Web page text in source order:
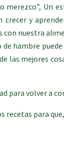
Un
crecer y
con nuestra
hambre
las mejores
para volver a
para